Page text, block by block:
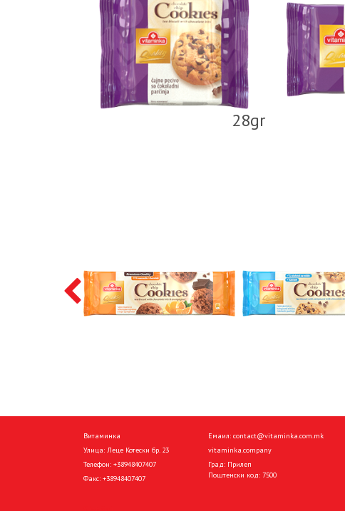
28gr
Витаминка
Улица: Леце Котески бр. 23
Телефон: +38948407407
Факс: +38948407407
Емаил: contact@vitaminka.com.mk
vitaminka.company
Град: Прилеп
Поштенски код: 7500